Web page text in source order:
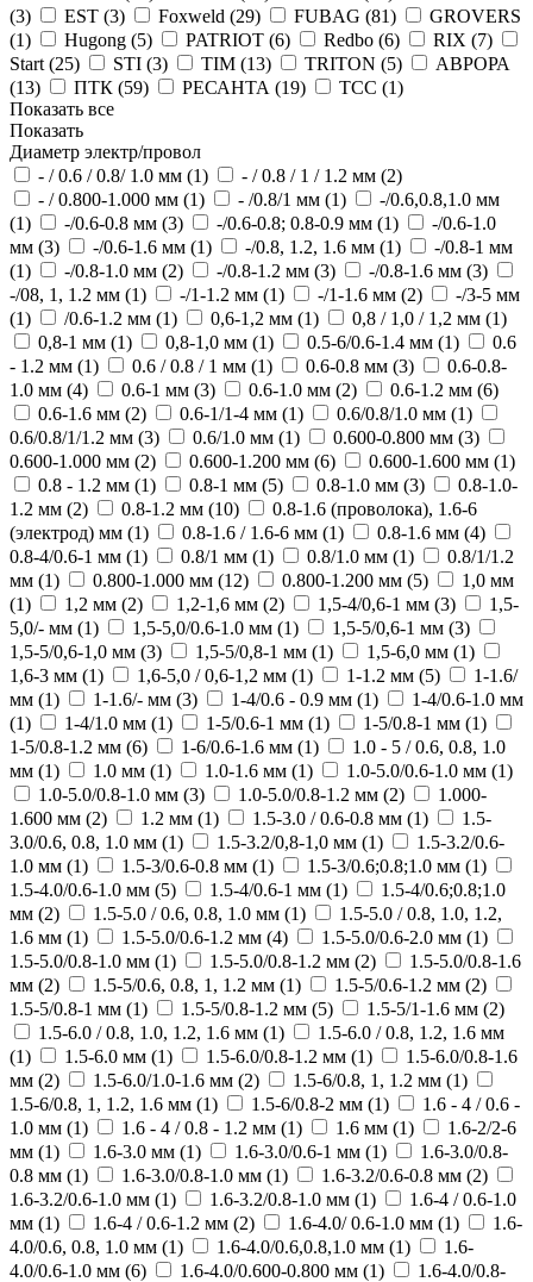
(3) EST (3) Foxweld (29) FUBAG (81)
GROVERS
(1) Hugong (5) PATRIOT (6) Redbo (6) RIX (7)
Start (25) STI (3) TIM (13) TRITON (5)
АВРОРА
(13) ПТК (59) РЕСАНТА (19) ТСС (1)
Показать все
Показать
Диаметр электр/провол
- / 0.6 / 0.8/ 1.0 мм (1) - / 0.8 / 1 / 1.2 мм (2)
- / 0.800-1.000 мм (1) - /0.8/1 мм (1)
-/0.6,0.8,1.0 мм
(1) -/0.6-0.8 мм (3) -/0.6-0.8; 0.8-0.9 мм (1)
-/0.6-1.0
мм (3) -/0.6-1.6 мм (1) -/0.8, 1.2, 1.6 мм (1)
-/0.8-1 мм
(1) -/0.8-1.0 мм (2) -/0.8-1.2 мм (3) -/0.8-1.6 мм (3)
-/08, 1, 1.2 мм (1) -/1-1.2 мм (1) -/1-1.6 мм (2)
-/3-5 мм
(1) /0.6-1.2 мм (1) 0,6-1,2 мм (1) 0,8 / 1,0 / 1,2 мм (1)
0,8-1 мм (1) 0,8-1,0 мм (1) 0.5-6/0.6-1.4 мм (1)
0.6
- 1.2 мм (1) 0.6 / 0.8 / 1 мм (1) 0.6-0.8 мм (3)
0.6-0.8-
1.0 мм (4) 0.6-1 мм (3) 0.6-1.0 мм (2) 0.6-1.2 мм (6)
0.6-1.6 мм (2) 0.6-1/1-4 мм (1) 0.6/0.8/1.0 мм (1)
0.6/0.8/1/1.2 мм (3) 0.6/1.0 мм (1) 0.600-0.800 мм (3)
0.600-1.000 мм (2) 0.600-1.200 мм (6) 0.600-1.600 мм (1)
0.8 - 1.2 мм (1) 0.8-1 мм (5) 0.8-1.0 мм (3)
0.8-1.0-
1.2 мм (2) 0.8-1.2 мм (10)
0.8-1.6 (проволока), 1.6-6
(электрод) мм (1) 0.8-1.6 / 1.6-6 мм (1) 0.8-1.6 мм (4)
0.8-4/0.6-1 мм (1) 0.8/1 мм (1) 0.8/1.0 мм (1)
0.8/1/1.2
мм (1) 0.800-1.000 мм (12) 0.800-1.200 мм (5)
1,0 мм
(1) 1,2 мм (2) 1,2-1,6 мм (2) 1,5-4/0,6-1 мм (3)
1,5-
5,0/- мм (1) 1,5-5,0/0.6-1.0 мм (1) 1,5-5/0,6-1 мм (3)
1,5-5/0,6-1,0 мм (3) 1,5-5/0,8-1 мм (1) 1,5-6,0 мм (1)
1,6-3 мм (1) 1,6-5,0 / 0,6-1,2 мм (1) 1-1.2 мм (5)
1-1.6/
мм (1) 1-1.6/- мм (3) 1-4/0.6 - 0.9 мм (1)
1-4/0.6-1.0 мм
(1) 1-4/1.0 мм (1) 1-5/0.6-1 мм (1) 1-5/0.8-1 мм (1)
1-5/0.8-1.2 мм (6) 1-6/0.6-1.6 мм (1)
1.0 - 5 / 0.6, 0.8, 1.0
мм (1) 1.0 мм (1) 1.0-1.6 мм (1) 1.0-5.0/0.6-1.0 мм (1)
1.0-5.0/0.8-1.0 мм (3) 1.0-5.0/0.8-1.2 мм (2)
1.000-
1.600 мм (2) 1.2 мм (1) 1.5-3.0 / 0.6-0.8 мм (1)
1.5-
3.0/0.6, 0.8, 1.0 мм (1) 1.5-3.2/0,8-1,0 мм (1)
1.5-3.2/0.6-
1.0 мм (1) 1.5-3/0.6-0.8 мм (1) 1.5-3/0.6;0.8;1.0 мм (1)
1.5-4.0/0.6-1.0 мм (5) 1.5-4/0.6-1 мм (1)
1.5-4/0.6;0.8;1.0
мм (2) 1.5-5.0 / 0.6, 0.8, 1.0 мм (1)
1.5-5.0 / 0.8, 1.0, 1.2,
1.6 мм (1) 1.5-5.0/0.6-1.2 мм (4) 1.5-5.0/0.6-2.0 мм (1)
1.5-5.0/0.8-1.0 мм (1) 1.5-5.0/0.8-1.2 мм (2)
1.5-5.0/0.8-1.6
мм (2) 1.5-5/0.6, 0.8, 1, 1.2 мм (1) 1.5-5/0.6-1.2 мм (2)
1.5-5/0.8-1 мм (1) 1.5-5/0.8-1.2 мм (5) 1.5-5/1-1.6 мм (2)
1.5-6.0 / 0.8, 1.0, 1.2, 1.6 мм (1)
1.5-6.0 / 0.8, 1.2, 1.6 мм
(1) 1.5-6.0 мм (1) 1.5-6.0/0.8-1.2 мм (1)
1.5-6.0/0.8-1.6
мм (2) 1.5-6.0/1.0-1.6 мм (2) 1.5-6/0.8, 1, 1.2 мм (1)
1.5-6/0.8, 1, 1.2, 1.6 мм (1) 1.5-6/0.8-2 мм (1)
1.6 - 4 / 0.6 -
1.0 мм (1) 1.6 - 4 / 0.8 - 1.2 мм (1) 1.6 мм (1)
1.6-2/2-6
мм (1) 1.6-3.0 мм (1) 1.6-3.0/0.6-1 мм (1)
1.6-3.0/0.8-
0.8 мм (1) 1.6-3.0/0.8-1.0 мм (1) 1.6-3.2/0.6-0.8 мм (2)
1.6-3.2/0.6-1.0 мм (1) 1.6-3.2/0.8-1.0 мм (1)
1.6-4 / 0.6-1.0
мм (1) 1.6-4 / 0.6-1.2 мм (2) 1.6-4.0/ 0.6-1.0 мм (1)
1.6-
4.0/0.6, 0.8, 1.0 мм (1) 1.6-4.0/0.6,0.8,1.0 мм (1)
1.6-
4.0/0.6-1.0 мм (6) 1.6-4.0/0.600-0.800 мм (1)
1.6-4.0/0.8-